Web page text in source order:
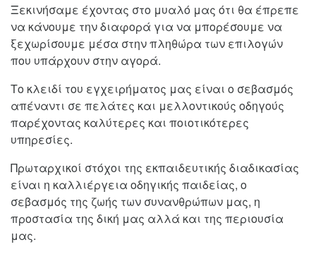
Ξεκινήσαμε έχοντας στο μυαλό μας ότι θα έπρεπε
να κάνουμε την διαφορά για να μπορέσουμε να
ξεχωρίσουμε μέσα στην πληθώρα των επιλογών
που υπάρχουν στην αγορά.
Το κλειδί του εγχειρήματος μας είναι ο σεβασμός
απέναντι σε πελάτες και μελλοντικούς οδηγούς
παρέχοντας καλύτερες και ποιοτικότερες
υπηρεσίες.
Πρωταρχικοί στόχοι της εκπαιδευτικής διαδικασίας
είναι η καλλιέργεια οδηγικής παιδείας, ο
σεβασμός της ζωής των συνανθρώπων μας, η
προστασία της δική μας αλλά και της περιουσία
μας.